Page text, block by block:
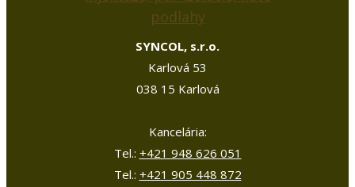
SYNCOL, s.r.o.
Karlová 53
038 15 Karlová
Kancelária:
Tel.: +421 948 626 051
Tel.: +421 905 448 872